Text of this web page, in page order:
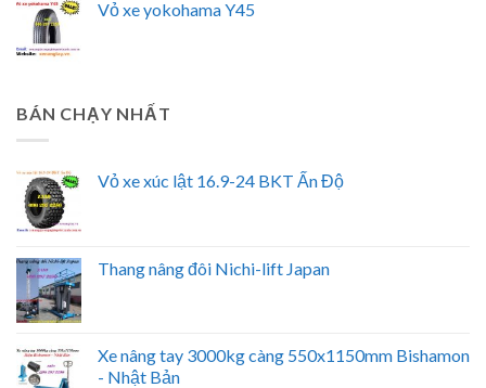
Vỏ xe yokohama Y45
BÁN CHẠY NHẤT
Vỏ xe xúc lật 16.9-24 BKT Ấn Độ
Thang nâng đôi Nichi-lift Japan
Xe nâng tay 3000kg càng 550x1150mm Bishamon
- Nhật Bản